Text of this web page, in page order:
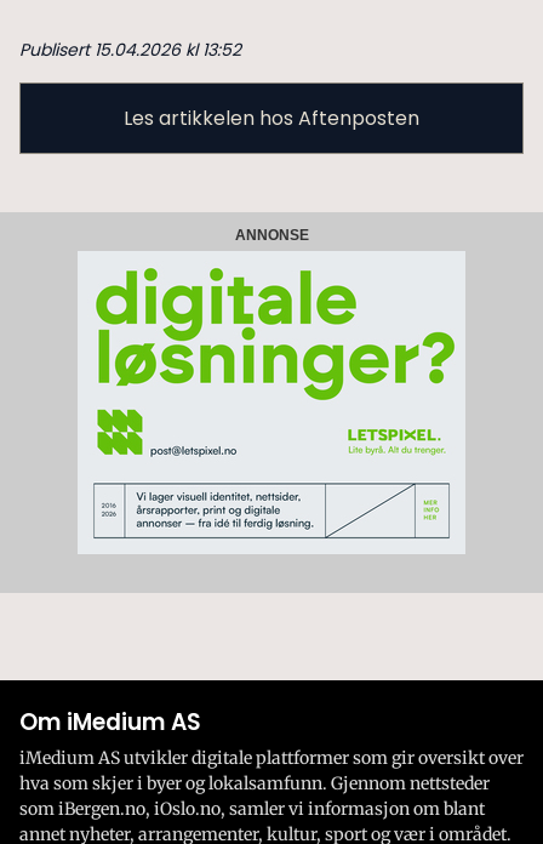
Publisert 15.04.2026 kl 13:52
Les artikkelen hos Aftenposten
ANNONSE
Om iMedium AS
iMedium AS utvikler digitale plattformer som gir oversikt over
hva som skjer i byer og lokalsamfunn. Gjennom nettsteder
som iBergen.no, iOslo.no, samler vi informasjon om blant
annet nyheter, arrangementer, kultur, sport og vær i området.